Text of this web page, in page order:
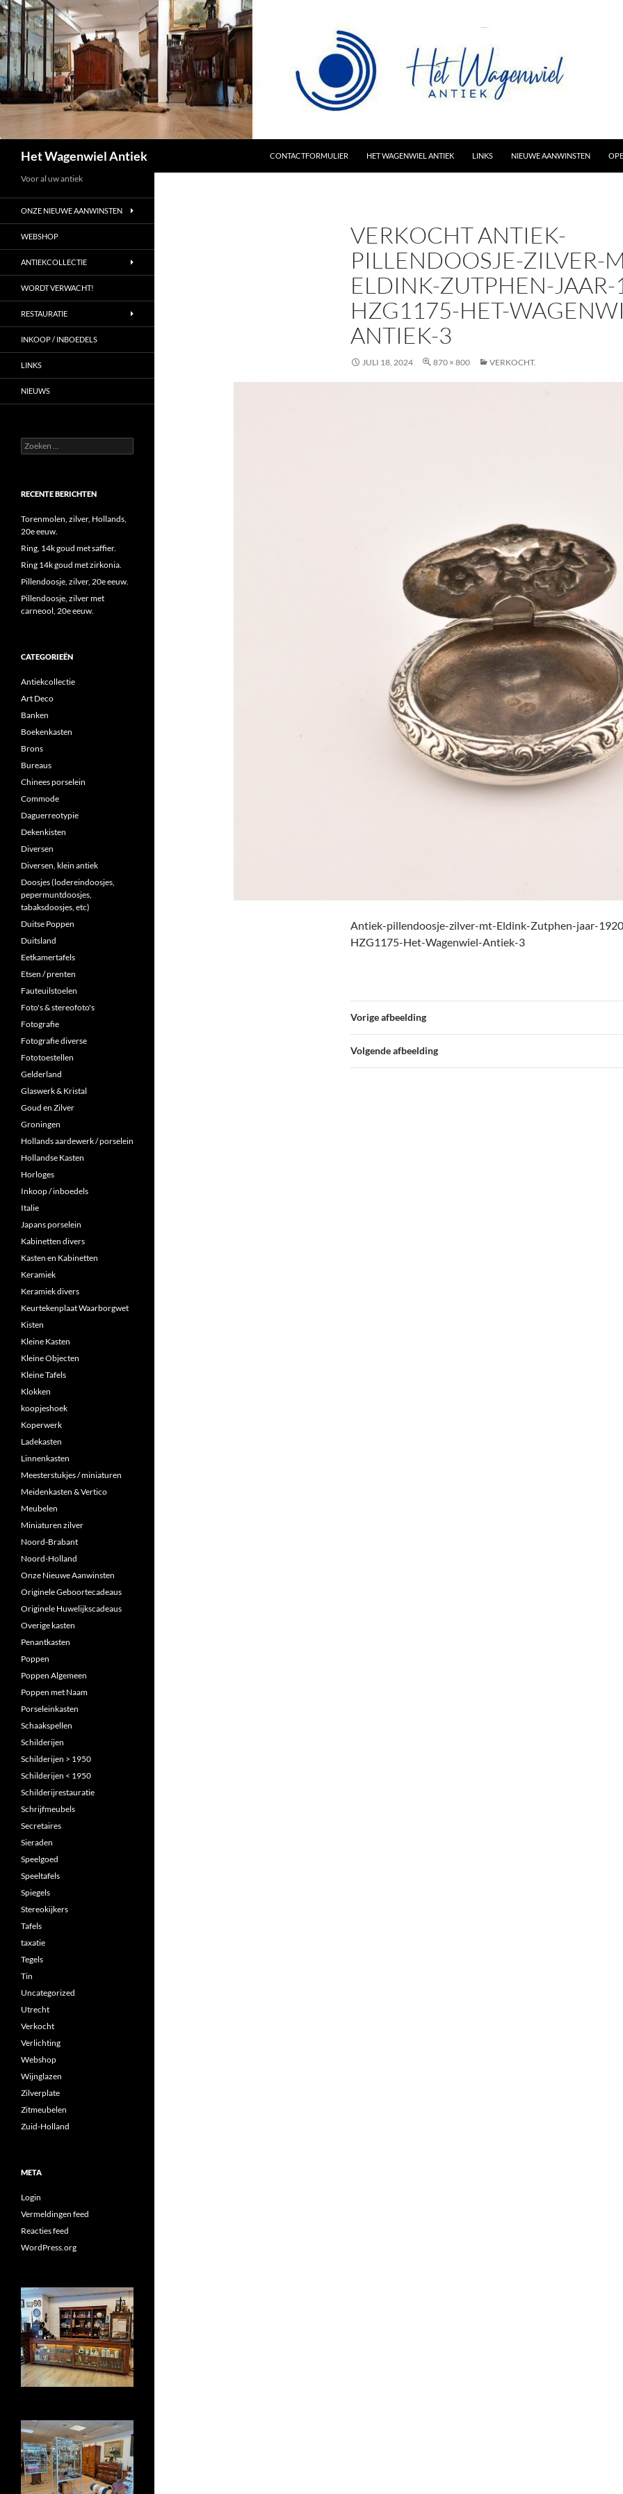
Het Wagenwiel Antiek
CONTACTFORMULIER
HET WAGENWIEL ANTIEK LINKS NIEUWE AANWINSTEN
VERKOCHT ANTIEK-
PILLENDOOSJE-ZILVER-
ELDINK-ZUTPHEN-
HZG1175-HET-
ANTIEK-3
JULI 18, 2024 870 × 800 VERKOCHT.
Antiek-pillendoosje-zilver-mt-Eldink-Zutphen-jaar-
HZG1175-Het-Wagenwiel-Antiek-3
Vorige afbeelding
Volgende afbeelding
Voor al uw antiek
ONZE NIEUWE AANWINSTEN
WEBSHOP
ANTIEKCOLLECTIE
WORDT VERWACHT!
RESTAURATIE
INKOOP / INBOEDELS
LINKS
NIEUWS
Zoeken
naar:
RECENTE BERICHTEN
Torenmolen, zilver, Hollands,
20e eeuw.
Ring, 14k goud met saffier.
Ring 14k goud met zirkonia.
Pillendoosje, zilver, 20e eeuw.
Pillendoosje, zilver met
carneool, 20e eeuw.
CATEGORIEËN
Antiekcollectie
Art Deco
Banken
Boekenkasten
Brons
Bureaus
Chinees porselein
Commode
Daguerreotypie
Dekenkisten
Diversen
Diversen, klein antiek
Doosjes (lodereindoosjes,
pepermuntdoosjes,
tabaksdoosjes, etc)
Duitse Poppen
Duitsland
Eetkamertafels
Etsen / prenten
Fauteuilstoelen
Foto's & stereofoto's
Fotografie
Fotografie diverse
Fototoestellen
Gelderland
Glaswerk & Kristal
Goud en Zilver
Groningen
Hollands aardewerk / porselein
Hollandse Kasten
Horloges
Inkoop / inboedels
Italie
Japans porselein
Kabinetten divers
Kasten en Kabinetten
Keramiek
Keramiek divers
Keurtekenplaat Waarborgwet
Kisten
Kleine Kasten
Kleine Objecten
Kleine Tafels
Klokken
koopjeshoek
Koperwerk
Ladekasten
Linnenkasten
Meesterstukjes / miniaturen
Meidenkasten & Vertico
Meubelen
Miniaturen zilver
Noord-Brabant
Noord-Holland
Onze Nieuwe Aanwinsten
Originele Geboortecadeaus
Originele Huwelijkscadeaus
Overige kasten
Penantkasten
Poppen
Poppen Algemeen
Poppen met Naam
Porseleinkasten
Schaakspellen
Schilderijen
Schilderijen > 1950
Schilderijen < 1950
Schilderijrestauratie
Schrijfmeubels
Secretaires
Sieraden
Speelgoed
Speeltafels
Spiegels
Stereokijkers
Tafels
taxatie
Tegels
Tin
Uncategorized
Utrecht
Verkocht
Verlichting
Webshop
Wijnglazen
Zilverplate
Zitmeubelen
Zuid-Holland
META
Login
Vermeldingen feed
Reacties feed
WordPress.org